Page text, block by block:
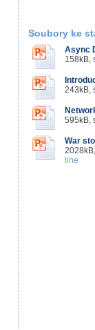
Soubory ke
Async
158kB,
243kB,
595kB,
War
line